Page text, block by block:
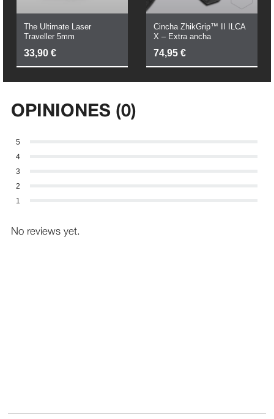
The Ultimate Laser
Traveller 5mm
33,90 €
Cincha ZhikGrip™ II ILCA
X – Extra ancha
74,95 €
OPINIONES (0)
5
4
3
2
1
No reviews yet.